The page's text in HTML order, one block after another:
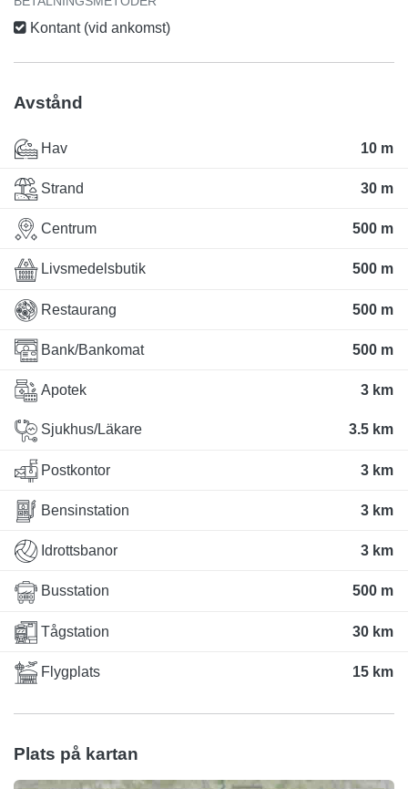
Kontant (vid ankomst)
Avstånd
Hav 10 m
Strand 30 m
Centrum 500 m
Livsmedelsbutik 500 m
Restaurang 500 m
Bank/Bankomat 500 m
Apotek 3 km
Sjukhus/Läkare 3.5 km
Postkontor 3 km
Bensinstation 3 km
Idrottsbanor 3 km
Busstation 500 m
Tågstation 30 km
Flygplats 15 km
Plats på kartan